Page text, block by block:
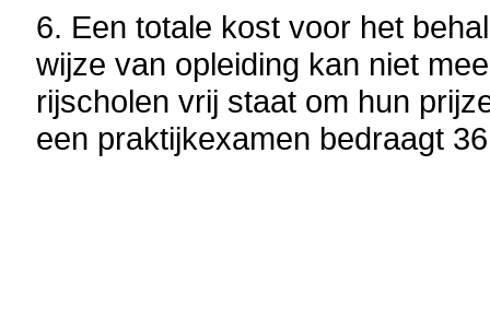
6. Een totale kost voor het
wijze van opleiding kan niet
rijscholen vrij staat om hun
een praktijkexamen bedraagt